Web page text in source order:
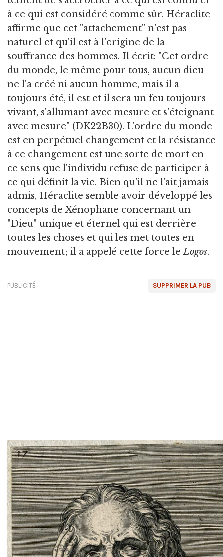
à ce qui est considéré comme sûr. Héraclite
affirme que cet "attachement" n'est pas
naturel et qu'il est à l'origine de la
souffrance des hommes. Il écrit: "Cet ordre
du monde, le même pour tous, aucun dieu
ne l'a créé ni aucun homme, mais il a
toujours été, il est et il sera un feu toujours
vivant, s'allumant avec mesure et s'éteignant
avec mesure" (DK22B30). L'ordre du monde
est en perpétuel changement et la résistance
à ce changement est une sorte de mort en
ce sens que l'individu refuse de participer à
ce qui définit la vie. Bien qu'il ne l'ait jamais
admis, Héraclite semble avoir développé les
concepts de Xénophane concernant un
"Dieu" unique et éternel qui est derrière
toutes les choses et qui les met toutes en
mouvement; il a appelé cette force leLogos.
SUPPRIMER LA PUB
PUBLICITÉ